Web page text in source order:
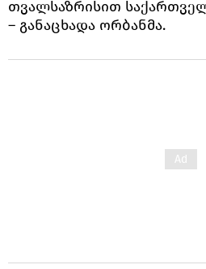
თვალსაზრისით
– განაცხადა ორბანმა.